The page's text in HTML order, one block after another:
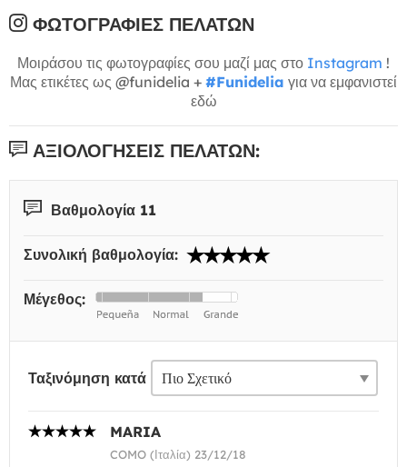
ΦΩΤΟΓΡΑΦΊΕΣ ΠΕΛΑΤΏΝ
Μοιράσου τις φωτογραφίες σου μαζί μας στο Instagram !
Μας ετικέτες ως @funidelia + #Funidelia για να εμφανιστεί
εδώ
ΑΞΙΟΛΟΓΉΣΕΙΣ ΠΕΛΑΤΏΝ:
Βαθμολογία 11
Συνολική βαθμολογία:
Μέγεθος:
Ταξινόμηση κατά
MARIA
COMO (Ιταλία) 23/12/18